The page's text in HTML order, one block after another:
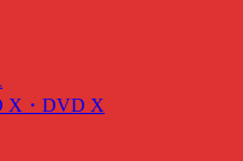
X・DVD X